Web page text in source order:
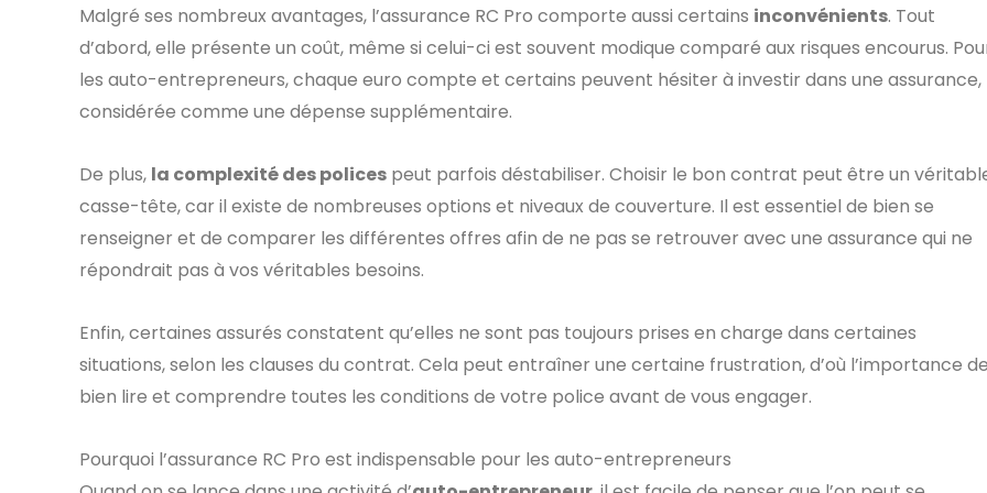
Malgré ses nombreux avantages, l’assurance RC Pro comporte aussi certains inconvénients. Tout
d’abord, elle présente un coût, même si celui-ci est souvent modique comparé aux risques encourus.
les auto-entrepreneurs, chaque euro compte et certains peuvent hésiter à investir dans une assurance,
considérée comme une dépense supplémentaire.
De plus, la complexité des polices peut parfois déstabiliser. Choisir le bon contrat peut être un
casse-tête, car il existe de nombreuses options et niveaux de couverture. Il est essentiel de bien se
renseigner et de comparer les différentes offres afin de ne pas se retrouver avec une assurance qui ne
répondrait pas à vos véritables besoins.
Enfin, certaines assurés constatent qu’elles ne sont pas toujours prises en charge dans certaines
situations, selon les clauses du contrat. Cela peut entraîner une certaine frustration, d’où l’importance de
bien lire et comprendre toutes les conditions de votre police avant de vous engager.
Pourquoi l’assurance RC Pro est indispensable pour les auto-entrepreneurs